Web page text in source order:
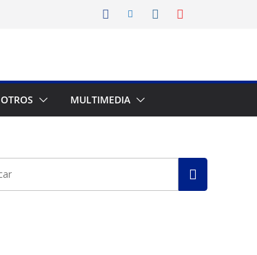
OTROS MULTIMEDIA